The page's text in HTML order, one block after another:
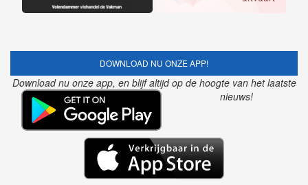
DOWNLOAD NU ONZE APP!
Download nu onze app, en blijf altijd op de hoogte van het laatste
nieuws!